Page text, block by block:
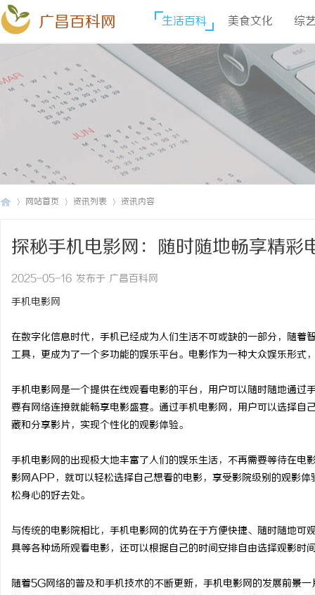
广昌百科网 生活百科 美食文化 综
网站首页 资讯列表 资讯内容
探秘手机电影网：随时随地畅享精彩
2025-05-16 发布于 广昌百科网
手机电影网
在数字化信息时代，手机已经成为人们生活不可或缺的一部分，随
工具，更成为了一个多功能的娱乐平台。电影作为一种大众娱乐形式
手机电影网是一个提供在线观看电影的平台，用户可以随时随地通
要有网络连接就能畅享电影盛宴。通过手机电影网，用户可以选择
藏和分享影片，实现个性化的观影体验。
手机电影网的出现极大地丰富了人们的娱乐生活，不再需要等待在
影网APP，就可以轻松选择自己想看的电影，享受影院级别的观影
松身心的好去处。
与传统的电影院相比，手机电影网的优势在于方便快捷、随时随地
具等各种场所观看电影，还可以根据自己的时间安排自由选择观影时
随着5G网络的普及和手机技术的不断更新，手机电影网的发展前景